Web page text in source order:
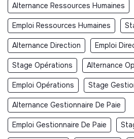
Alternance Ressources Humaines
Emploi Ressources Humaines
Alternance Direction Emploi
Stage Opérations Alternance
Emploi Opérations Stage
Alternance Gestionnaire De Paie
Emploi Gestionnaire De Paie